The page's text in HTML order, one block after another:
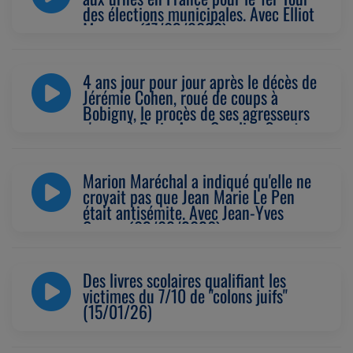
des élections municipales. Avec Elliot
Mamane (17/03/2026)
4 ans jour pour jour après le décès de
Jérémie Cohen, roué de coups à
Bobigny, le procès de ses agresseurs
s'ouvre à Paris. Avec Caroline Sportes
Marion Maréchal a indiqué qu'elle ne
croyait pas que Jean Marie Le Pen
était antisémite. Avec Jean-Yves
Camus (03/02/2026)
Des livres scolaires qualifiant les
victimes du 7/10 de "colons juifs"
(15/01/26)